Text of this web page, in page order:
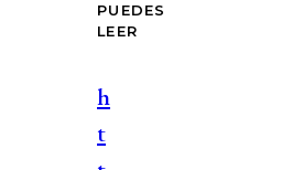
PUEDES
LEER